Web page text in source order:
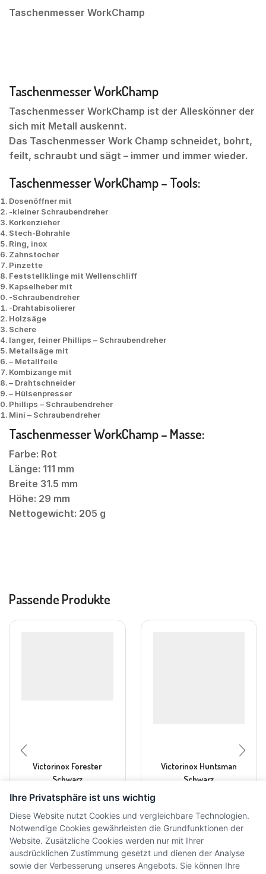
Taschenmesser WorkChamp
Taschenmesser WorkChamp
Taschenmesser WorkChamp ist der Alleskönner der
sich mit Metall auskennt.
Das Taschenmesser Work Champ schneidet, bohrt,
feilt, schraubt und sägt – immer und immer wieder.
Taschenmesser WorkChamp – Tools:
Dosenöffner mit
-kleiner Schraubendreher
Korkenzieher
Stech-Bohrahle
Ring, inox
Zahnstocher
Pinzette
Feststellklinge mit Wellenschliff
Kapselheber mit
-Schraubendreher
-Drahtabisolierer
Holzsäge
Schere
langer, feiner Phillips – Schraubendreher
Metallsäge mit
– Metallfeile
Kombizange mit
– Drahtschneider
– Hülsenpresser
Phillips – Schraubendreher
Mini – Schraubendreher
Taschenmesser WorkChamp – Masse:
Farbe: Rot
Länge: 111 mm
Breite 31.5 mm
Höhe: 29 mm
Nettogewicht: 205 g
Passende Produkte
Victorinox Forester
Schwarz
Victorinox Huntsman
Schwarz
Ihre Privatsphäre ist uns wichtig
Diese Website nutzt Cookies und vergleichbare Technologien.
Notwendige Cookies gewährleisten die Grundfunktionen der
Website. Zusätzliche Cookies werden nur mit Ihrer
ausdrücklichen Zustimmung gesetzt und dienen der Analyse
sowie der Verbesserung unseres Angebots. Sie können Ihre